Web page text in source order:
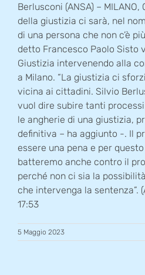
Berlusconi (ANSA) – MILANO,
della giustizia ci sarà, nel
di una persona che non c’è
detto Francesco Paolo Sisto
Giustizia intervenendo alla
a Milano. “La giustizia ci
vicina ai cittadini. Silvio
vuol dire subire tanti
le angherie di una giustizia,
definitiva – ha aggiunto -. Il
essere una pena e per
batteremo anche contro il
perché non ci sia la
che intervenga la sentenza”.
17:53
5 Maggio 2023